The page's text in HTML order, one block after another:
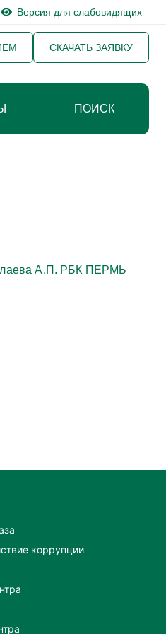
Версия для слабовидящих
СКАЧАТЬ ЗАЯВКУ
ПОИСК
А.П. РБК ПЕРМЬ
коррупции